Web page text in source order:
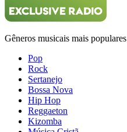
Gêneros musicais mais populares
Pop
Rock
Sertanejo
Bossa Nova
Hip Hop
Reggaeton
Kizomba